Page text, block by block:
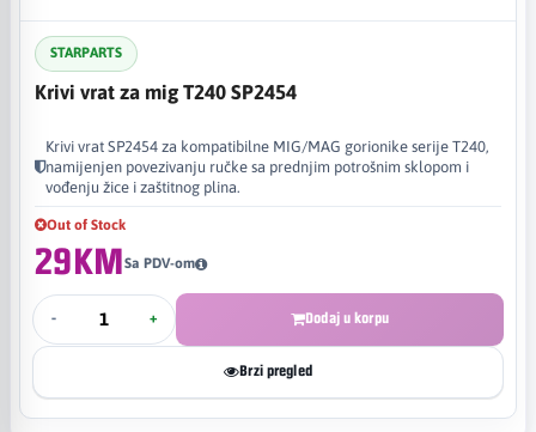
STARPARTS
Krivi vrat za mig T240 SP2454
Krivi vrat SP2454 za kompatibilne MIG/MAG gorionike serije T240,
namijenjen povezivanju ručke sa prednjim potrošnim sklopom i
vođenju žice i zaštitnog plina.
Out of Stock
29KMSa PDV-om
- + Dodaj u korpu
Brzi pregled